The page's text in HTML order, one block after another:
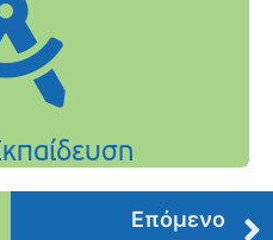
Επόμενο